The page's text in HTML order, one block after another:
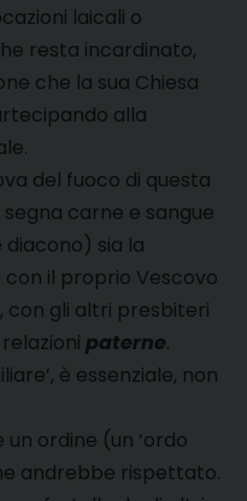
laicali o
resta incardinato,
che la sua Chiesa
alla
del fuoco di questa
carne e sangue
sia la
con il proprio Vescovo
, con gli altri presbiteri
paterne.
è essenziale, non
ordine (un ‘ordo
andrebbe rispettato.